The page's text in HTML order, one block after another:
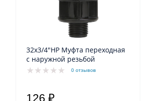
32х3/4"НР Муфта переходная
с наружной резьбой
0 отзывов
126 ₽